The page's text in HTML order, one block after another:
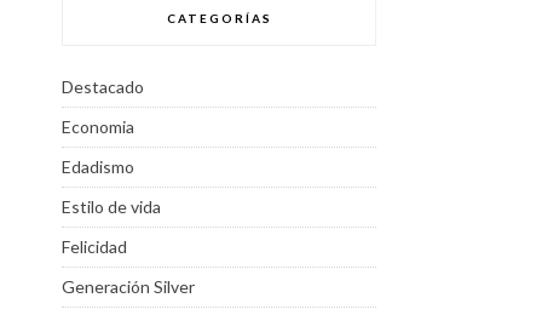
CATEGORÍAS
Destacado
Economia
Edadismo
Estilo de vida
Felicidad
Generación Silver